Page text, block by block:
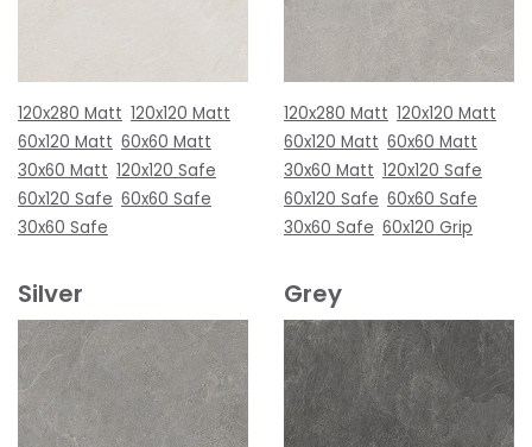
120x280 Matt 120x120 Matt
60x120 Matt 60x60 Matt
30x60 Matt 120x120 Safe
60x120 Safe 60x60 Safe
30x60 Safe
120x280 Matt 120x120 Matt
60x120 Matt 60x60 Matt
30x60 Matt 120x120 Safe
60x120 Safe 60x60 Safe
30x60 Safe 60x120 Grip
Silver Grey